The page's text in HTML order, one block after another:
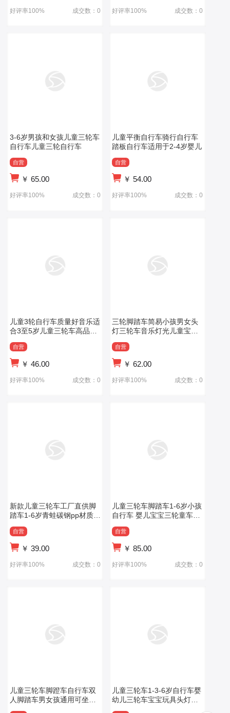
好评率100% 成交数：0 好评率100% 成交数：0
3-6岁男孩和女孩儿童三轮车
自行车儿童三轮自行车
自营
￥ 65.00
好评率100% 成交数：0
儿童平衡自行车骑行自行车
踏板自行车适用于2-4岁婴儿
自营
￥54.00
好评率100% 成交数：0
儿童3轮自行车质量好音乐适
合3至5岁儿童三轮车高品质
自营
￥ 46.00
好评率100% 成交数：0
三轮脚踏车简易小孩男女头
灯三轮车音乐灯光儿童宝宝
自营
￥62.00
好评率100% 成交数：0
新款儿童三轮车工厂直供脚
踏车1-6岁青蛙碳钢pp材质单
自营
￥ 39.00
好评率100% 成交数：0
儿童三轮车脚踏车1-6岁小孩
自行车 婴儿宝宝三轮童车骑
自营
￥85.00
好评率100% 成交数：0
儿童三轮车脚蹬车自行车双
人脚踏车男女孩通用可坐可
骑童车玩具车
儿童三轮车1-3-6岁自行车婴
幼儿三轮车宝宝玩具头灯三
轮车